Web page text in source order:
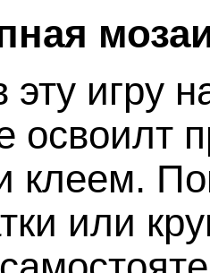
эту игру
освоилт
клеем.
или